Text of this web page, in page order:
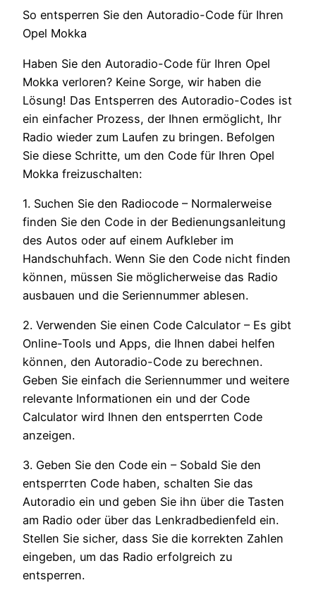
So entsperren Sie den Autoradio-Code für Ihren
Opel Mokka
Haben Sie den Autoradio-Code für Ihren Opel
Mokka verloren? Keine Sorge, wir haben die
Lösung! Das Entsperren des Autoradio-Codes ist
ein einfacher Prozess, der Ihnen ermöglicht, Ihr
Radio wieder zum Laufen zu bringen. Befolgen
Sie diese Schritte, um den Code für Ihren Opel
Mokka freizuschalten:
1. Suchen Sie den Radiocode – Normalerweise
finden Sie den Code in der Bedienungsanleitung
des Autos oder auf einem Aufkleber im
Handschuhfach. Wenn Sie den Code nicht finden
können, müssen Sie möglicherweise das Radio
ausbauen und die Seriennummer ablesen.
2. Verwenden Sie einen Code Calculator – Es gibt
Online-Tools und Apps, die Ihnen dabei helfen
können, den Autoradio-Code zu berechnen.
Geben Sie einfach die Seriennummer und weitere
relevante Informationen ein und der Code
Calculator wird Ihnen den entsperrten Code
anzeigen.
3. Geben Sie den Code ein – Sobald Sie den
entsperrten Code haben, schalten Sie das
Autoradio ein und geben Sie ihn über die Tasten
am Radio oder über das Lenkradbedienfeld ein.
Stellen Sie sicher, dass Sie die korrekten Zahlen
eingeben, um das Radio erfolgreich zu
entsperren.